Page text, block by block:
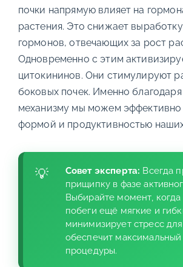
почки напрямую влияет на
растения. Это снижает
гормонов, отвечающих за рост
Одновременно с этим
цитокининов. Они стимулируют
боковых почек. Именно
механизму мы можем эффективно
формой и продуктивностью
Совет эксперта: Всегда
прищипку в фазе
Выбирайте момент,
побеги ещё мягкие и
минимизирует стресс
обеспечит
процедуры.